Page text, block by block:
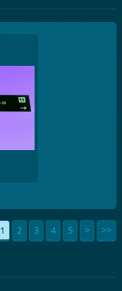
1 2 3 4 5 > >>